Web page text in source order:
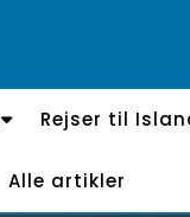
Rejser til
Alle artikler